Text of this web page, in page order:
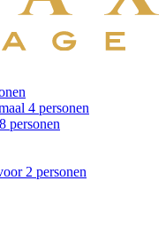
4 personen
personen
2 personen